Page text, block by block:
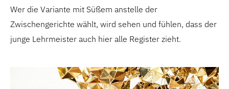
Wer die Variante mit Süßem anstelle der
Zwischengerichte wählt, wird sehen und fühlen, dass der
junge Lehrmeister auch hier alle Register zieht.